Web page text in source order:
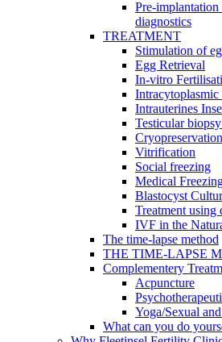
Pre-
diagnostics
TREATMENT
Stimulation of
Egg Retrieval
In-vitro
Intrauterines
Testicular
Cryopreservation
Vitrification
Social freezing
Medical
Blastocyst
Treatment using
IVF in the
The time-lapse method
THE TIME-LAPSE
Complementery
Acpuncture
Yoga/Sexual
What can you do